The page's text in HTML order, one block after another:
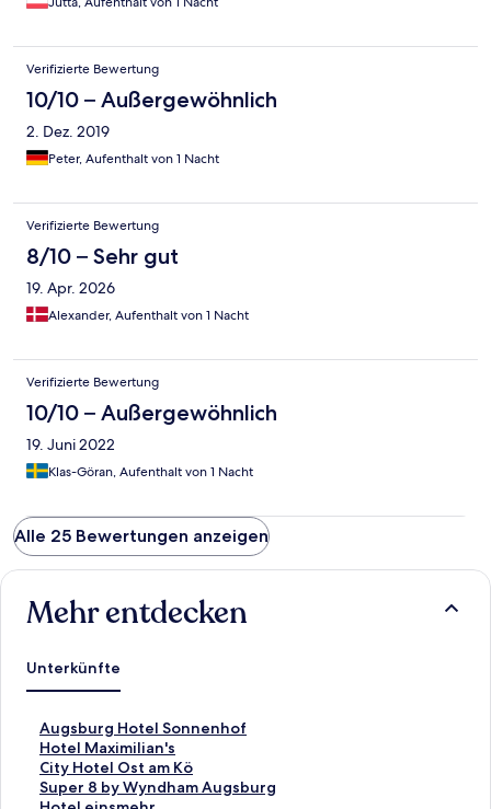
Verifizierte Bewertung
10/10 – Außergewöhnlich
2. Dez. 2019
Peter, Aufenthalt von 1 Nacht
Verifizierte Bewertung
8/10 – Sehr gut
19. Apr. 2026
Alexander, Aufenthalt von 1 Nacht
Verifizierte Bewertung
10/10 – Außergewöhnlich
19. Juni 2022
Klas-Göran, Aufenthalt von 1 Nacht
Alle 25 Bewertungen anzeigen
Mehr entdecken
Unterkünfte
Augsburg Hotel Sonnenhof
L
i
n
k
Hotel Maximilian's
L
i
n
City Hotel Ost am Kö
L
iSuper 8 by Wyndham Augsburg
L